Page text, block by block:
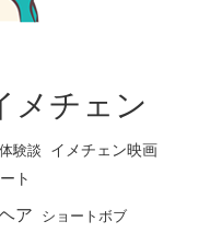
メチェン
験談 イメチェン映画
ト
ア ショートボブ